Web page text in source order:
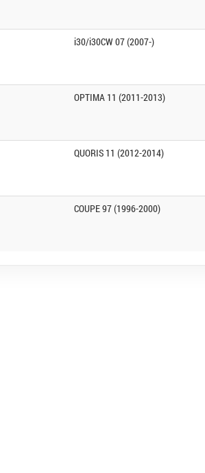
i30/i30CW 07 (2007-)
OPTIMA 11 (2011-2013)
QUORIS 11 (2012-2014)
COUPE 97 (1996-2000)